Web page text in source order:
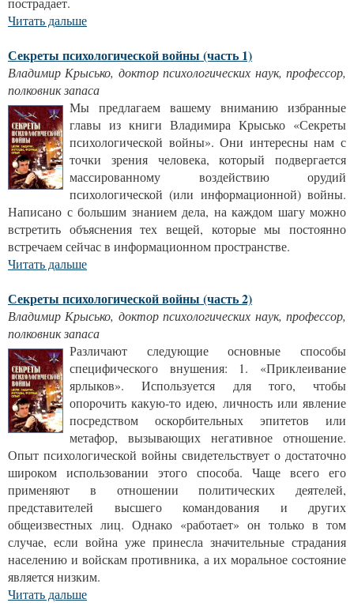
Читать дальше
Секреты психологической войны (часть 1)
Владимир Крысько, доктор психологических наук, профессор,
полковник запаса
Мы предлагаем вашему вниманию избранные
главы из книги Владимира Крысько «Секреты
психологической войны». Они интересны нам с
точки зрения человека, который подвергается
массированному воздействию орудий
психологической (или информационной) войны.
Написано с большим знанием дела, на каждом шагу можно
встретить объяснения тех вещей, которые мы постоянно
встречаем сейчас в информационном пространстве.
Читать дальше
Секреты психологической войны (часть 2)
Владимир Крысько, доктор психологических наук, профессор,
полковник запаса
Различают следующие основные способы
специфического внушения: 1. «Приклеивание
ярлыков». Используется для того, чтобы
опорочить какую-то идею, личность или явление
посредством оскорбительных эпитетов или
метафор, вызывающих негативное отношение.
Опыт психологической войны свидетельствует о достаточно
широком использовании этого способа. Чаще всего его
применяют в отношении политических деятелей,
представителей высшего командования и других
общеизвестных лиц. Однако «работает» он только в том
случае, если война уже принесла значительные страдания
населению и войскам противника, а их моральное состояние
является низким.
Читать дальше